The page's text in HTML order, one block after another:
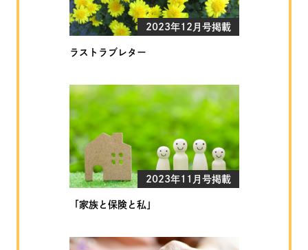
2023年12月号掲載
ラストラブレター
2023年11月号掲載
「家族と保険と私」